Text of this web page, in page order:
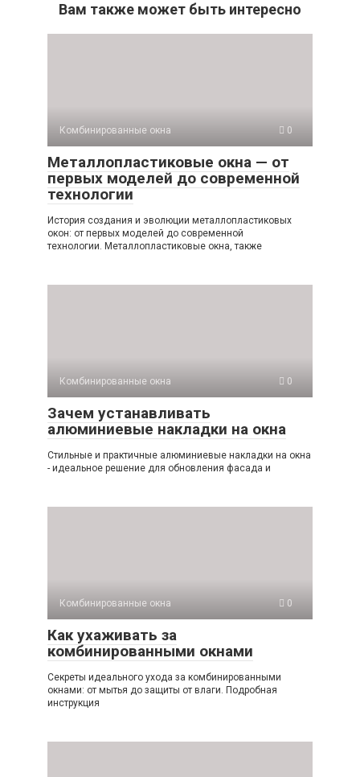
Вам также может быть интересно
Комбинированные окна 0
Металлопластиковые окна — от
первых моделей до современной
технологии
История создания и эволюции металлопластиковых
окон: от первых моделей до современной
технологии. Металлопластиковые окна, также
Комбинированные окна 0
Зачем устанавливать
алюминиевые накладки на окна
Стильные и практичные алюминиевые накладки на окна
- идеальное решение для обновления фасада и
Комбинированные окна 0
Как ухаживать за
комбинированными окнами
Секреты идеального ухода за комбинированными
окнами: от мытья до защиты от влаги. Подробная
инструкция